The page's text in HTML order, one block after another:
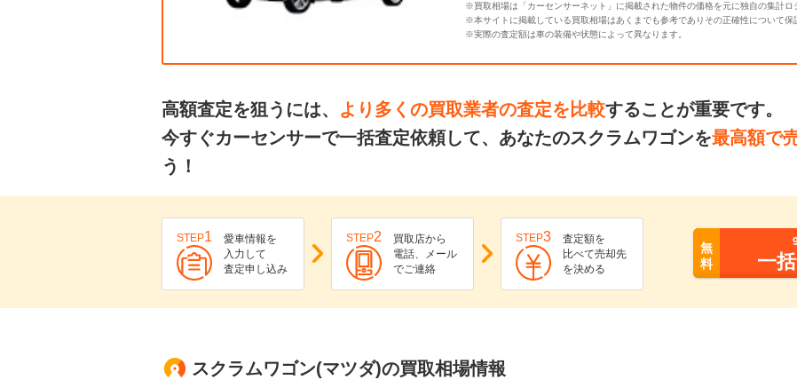
※買取相場は「カーセンサーネット」に掲載された物件の価格を元に独自の集計ロ
※本サイトに掲載している買取相場はあくまでも参考でありその正確性について保
※実際の査定額は車の装備や状態によって異なります。
高額査定を狙うには、 より多くの買取業者の査定を比較することが重要です。
今すぐカーセンサーで一括査定依頼して、あなたのスクラムワゴンを最高額で
う！
STEP1
愛車情報を
入力して
査定申し込み
STEP2
買取店から
電話、メール
でご連絡
STEP3
査定額を
比べて売却先
を決める
無
料
一
スクラムワゴン(マツダ)の買取相場情報